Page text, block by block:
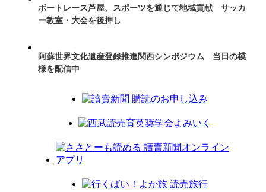
ボートレース芦屋、スポーツを通じて地域貢献 サッカ
ー教室・大会を後押し
阿蘇世界文化遺産登録推進関西シンポジウム 当日の模
様を配信中